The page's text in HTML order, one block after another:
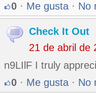
0 · Me gusta · No
Check It Out
21 de abril de
n9LIlF I truly
0 · Me gusta · No